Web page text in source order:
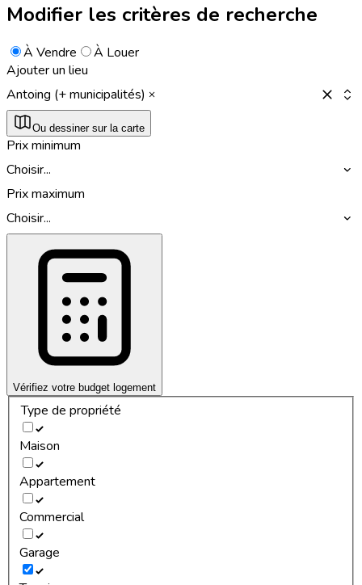
Modifier les critères de recherche
À Vendre
À Louer
Ajouter un lieu
Antoing (+ municipalités)
Ou dessiner sur la carte
Prix minimum
Choisir...
Prix maximum
Choisir...
Vérifiez votre budget logement
Type de propriété
Maison
Appartement
Commercial
Garage